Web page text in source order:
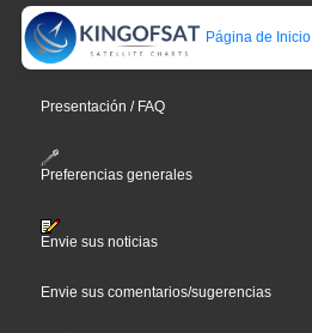
Página de Inicio
Presentación / FAQ
Preferencias generales
Envie sus noticias
Envie sus comentarios/sugerencias